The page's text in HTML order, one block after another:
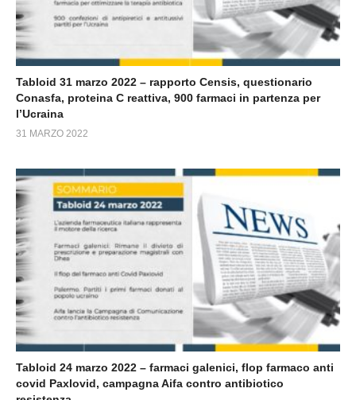
Tabloid 31 marzo 2022 – rapporto Censis, questionario
Conasfa, proteina C reattiva, 900 farmaci in partenza per
l’Ucraina
31 MARZO 2022
Tabloid 24 marzo 2022 – farmaci galenici, flop farmaco anti
covid Paxlovid, campagna Aifa contro antibiotico